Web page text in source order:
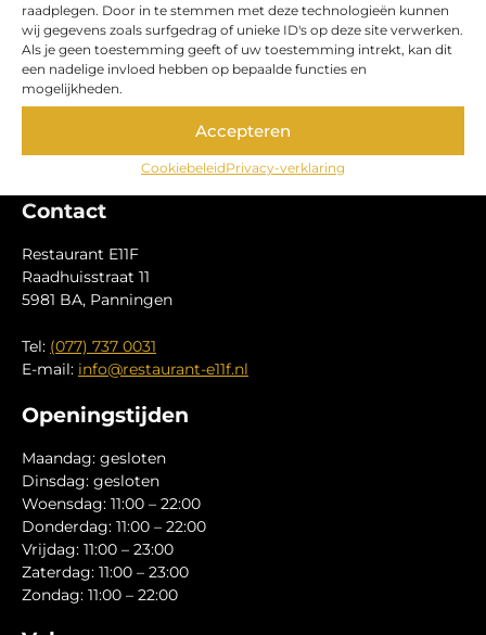
raadplegen. Door in te stemmen met deze technologieën kunnen
wij gegevens zoals surfgedrag of unieke ID's op deze site verwerken.
Als je geen toestemming geeft of uw toestemming intrekt, kan dit
een nadelige invloed hebben op bepaalde functies en
mogelijkheden.
Accepteren
CookiebeleidPrivacy-verklaring
Account
Wachtwoord vergeten
Contact
Restaurant E11F
Raadhuisstraat 11
5981 BA, Panningen
Tel: (077) 737 0031
E-mail: info@restaurant-e11f.nl
Openingstijden
Maandag: gesloten
Dinsdag: gesloten
Woensdag: 11:00 – 22:00
Donderdag: 11:00 – 22:00
Vrijdag: 11:00 – 23:00
Zaterdag: 11:00 – 23:00
Zondag: 11:00 – 22:00